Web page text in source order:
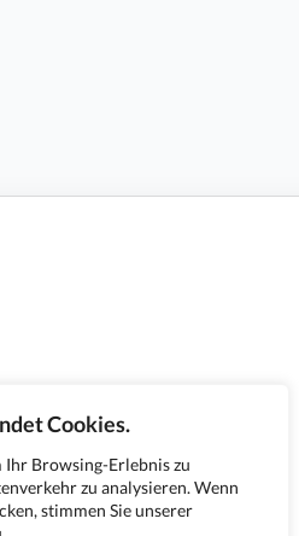
Cookies.
Browsing-Erlebnis zu
zu analysieren. Wenn
stimmen Sie unserer